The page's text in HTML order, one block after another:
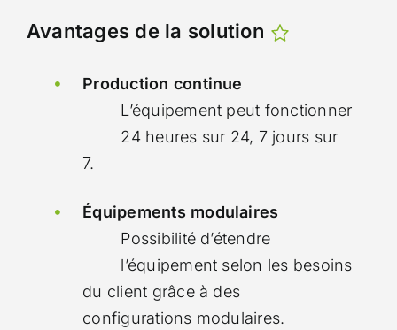
Avantages de la solution
Production continue
L’équipement peut fonctionner
24 heures sur 24, 7 jours sur
7.
Équipements modulaires
Possibilité d’étendre
l’équipement selon les besoins
du client grâce à des
configurations modulaires.